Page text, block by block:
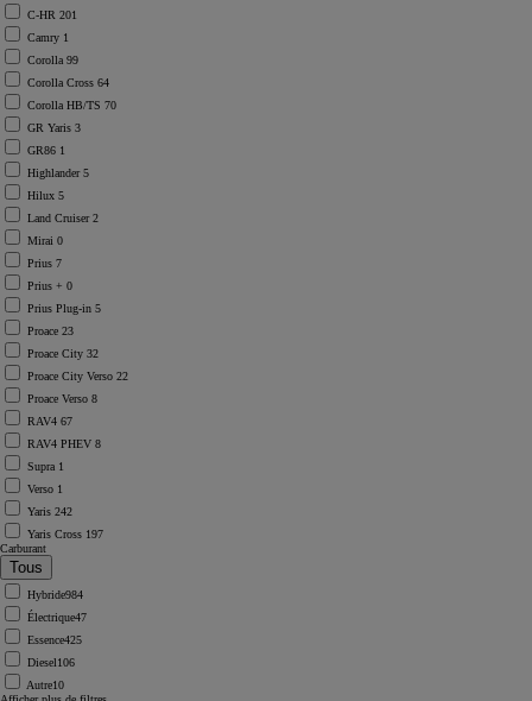
C-HR 201
Camry 1
Corolla 99
Corolla Cross 64
Corolla HB/TS 70
GR Yaris 3
GR86 1
Highlander5
Hilux 5
Land Cruiser2
Mirai 0
Prius 7
Prius + 0
Prius Plug-in 5
Proace 23
Proace City 32
Proace City Verso 22
Proace Verso 8
RAV4 67
RAV4 PHEV 8
Supra 1
Verso 1
Yaris 242
Yaris Cross 197
Carburant
Hybride984
Électrique47
Essence425
Diesel106
Autre10